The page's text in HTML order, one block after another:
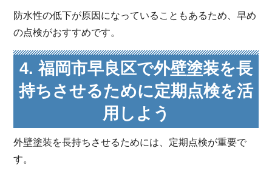
防水性の低下が原因になっていることもあるため、早め
の点検がおすすめです。
4. 福岡市早良区で外壁塗装を長
持ちさせるために定期点検を活
用しよう
外壁塗装を長持ちさせるためには、定期点検が重要で
す。